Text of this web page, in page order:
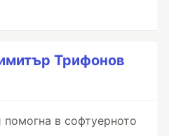
Трифонов
в софтуерното